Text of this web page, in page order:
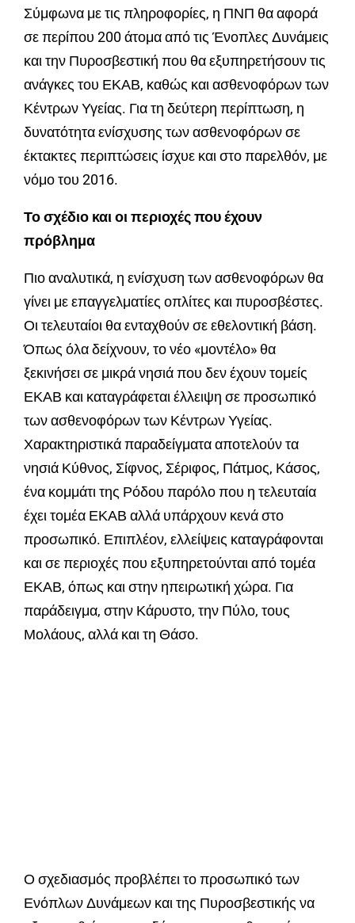
Σύμφωνα με τις πληροφορίες, η ΠΝΠ θα αφορά
σε περίπου 200 άτομα από τις Ένοπλες Δυνάμεις
και την Πυροσβεστική που θα εξυπηρετήσουν τις
ανάγκες του ΕΚΑΒ, καθώς και ασθενοφόρων των
Κέντρων Υγείας. Για τη δεύτερη περίπτωση, η
δυνατότητα ενίσχυσης των ασθενοφόρων σε
έκτακτες περιπτώσεις ίσχυε και στο παρελθόν, με
νόμο του 2016.
Το σχέδιο και οι περιοχές που έχουν
πρόβλημα
Πιο αναλυτικά, η ενίσχυση των ασθενοφόρων θα
γίνει με επαγγελματίες οπλίτες και πυροσβέστες.
Οι τελευταίοι θα ενταχθούν σε εθελοντική βάση.
Όπως όλα δείχνουν, το νέο «μοντέλο» θα
ξεκινήσει σε μικρά νησιά που δεν έχουν τομείς
ΕΚΑΒ και καταγράφεται έλλειψη σε προσωπικό
των ασθενοφόρων των Κέντρων Υγείας.
Χαρακτηριστικά παραδείγματα αποτελούν τα
νησιά Κύθνος, Σίφνος, Σέριφος, Πάτμος, Κάσος,
ένα κομμάτι της Ρόδου παρόλο που η τελευταία
έχει τομέα ΕΚΑΒ αλλά υπάρχουν κενά στο
προσωπικό. Επιπλέον, ελλείψεις καταγράφονται
και σε περιοχές που εξυπηρετούνται από τομέα
ΕΚΑΒ, όπως και στην ηπειρωτική χώρα. Για
παράδειγμα, στην Κάρυστο, την Πύλο, τους
Μολάους, αλλά και τη Θάσο.
Ο σχεδιασμός προβλέπει το προσωπικό των
Ενόπλων Δυνάμεων και της Πυροσβεστικής να